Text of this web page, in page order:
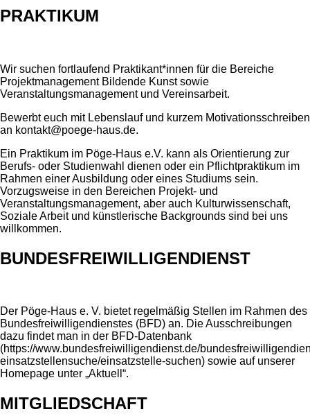
PRAKTIKUM
Wir suchen fortlaufend Praktikant*innen für die Bereiche
Projektmanagement Bildende Kunst sowie
Veranstaltungsmanagement und Vereinsarbeit.
Bewerbt euch mit Lebenslauf und kurzem Motivationsschreiben
an kontakt@poege-haus.de.
Ein Praktikum im Pöge-Haus e.V. kann als Orientierung zur
Berufs- oder Studienwahl dienen oder ein Pflichtpraktikum im
Rahmen einer Ausbildung oder eines Studiums sein.
Vorzugsweise in den Bereichen Projekt- und
Veranstaltungsmanagement, aber auch Kulturwissenschaft,
Soziale Arbeit und künstlerische Backgrounds sind bei uns
willkommen.
BUNDESFREIWILLIGENDIENST
Der Pöge-Haus e. V. bietet regelmäßig Stellen im Rahmen des
Bundesfreiwilligendienstes (BFD) an. Die Ausschreibungen
dazu findet man in der BFD-Datenbank
(https://www.bundesfreiwilligendienst.de/
einsatzstellensuche/einsatzstelle-suchen) sowie auf unserer
Homepage unter „Aktuell“.
MITGLIEDSCHAFT